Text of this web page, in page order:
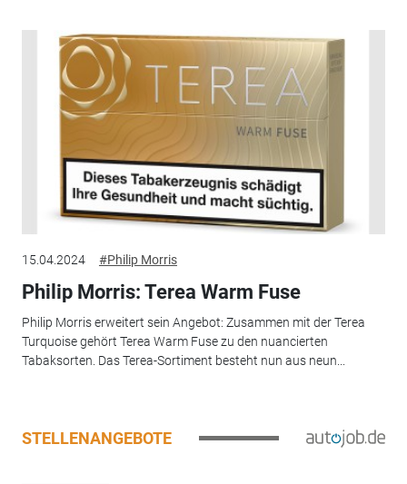
15.04.2024 #Philip Morris
Philip Morris: Terea Warm Fuse
Philip Morris erweitert sein Angebot: Zusammen mit der Terea
Turquoise gehört Terea Warm Fuse zu den nuancierten
Tabaksorten. Das Terea-Sortiment besteht nun aus neun...
STELLENANGEBOTE